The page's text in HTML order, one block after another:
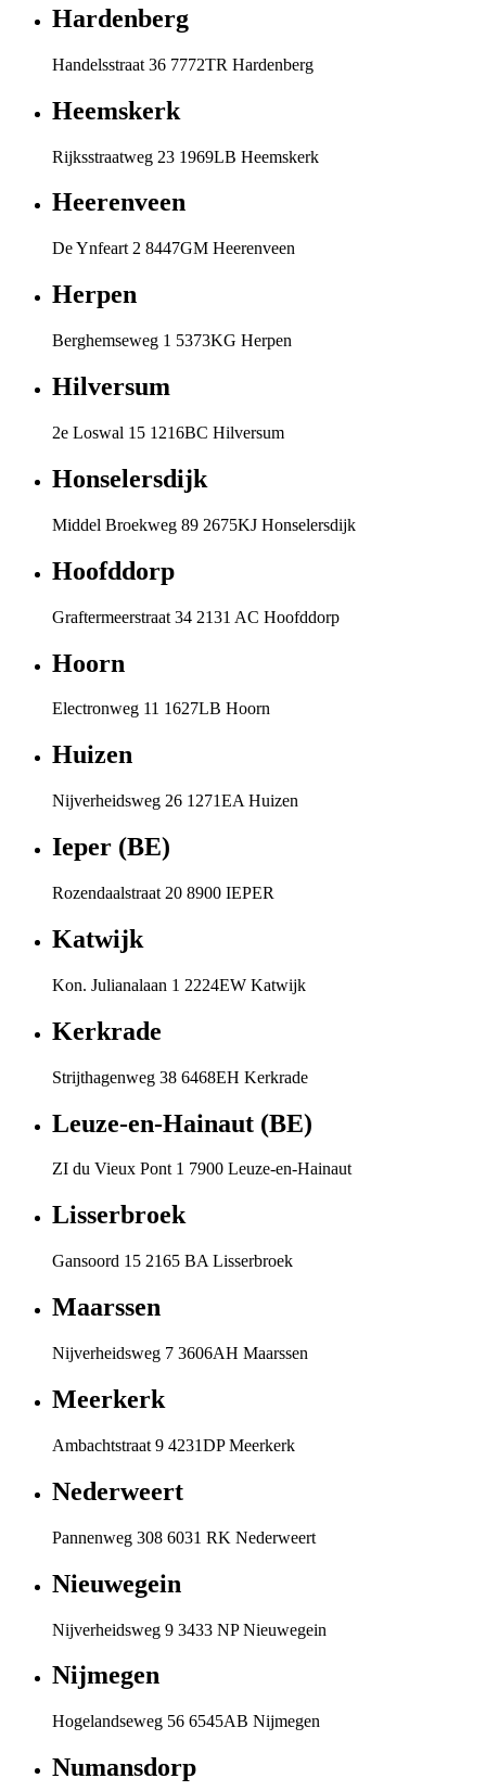
Hardenberg
Handelsstraat 36 7772TR Hardenberg
Heemskerk
Rijksstraatweg 23 1969LB Heemskerk
Heerenveen
De Ynfeart 2 8447GM Heerenveen
Herpen
Berghemseweg 1 5373KG Herpen
Hilversum
2e Loswal 15 1216BC Hilversum
Honselersdijk
Middel Broekweg 89 2675KJ Honselersdijk
Hoofddorp
Graftermeerstraat 34 2131 AC Hoofddorp
Hoorn
Electronweg 11 1627LB Hoorn
Huizen
Nijverheidsweg 26 1271EA Huizen
Ieper (BE)
Rozendaalstraat 20 8900 IEPER
Katwijk
Kon. Julianalaan 1 2224EW Katwijk
Kerkrade
Strijthagenweg 38 6468EH Kerkrade
Leuze-en-Hainaut (BE)
ZI du Vieux Pont 1 7900 Leuze-en-Hainaut
Lisserbroek
Gansoord 15 2165 BA Lisserbroek
Maarssen
Nijverheidsweg 7 3606AH Maarssen
Meerkerk
Ambachtstraat 9 4231DP Meerkerk
Nederweert
Pannenweg 308 6031 RK Nederweert
Nieuwegein
Nijverheidsweg 9 3433 NP Nieuwegein
Nijmegen
Hogelandseweg 56 6545AB Nijmegen
Numansdorp